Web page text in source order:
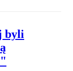
byli